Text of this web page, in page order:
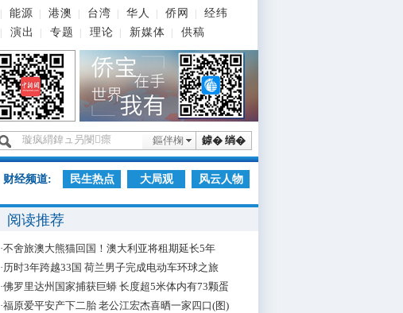
能源 港澳 台湾 华人 侨网
经纬
演出 专题 理论 新媒体 供稿
鎼� 绱�
鏂伴椈
财经频道: 民生热点 大局观 风云人物
阅读推荐
·不舍旅澳大熊猫回国！澳大利亚将租期延长5年
·历时3年跨越33国 荷兰男子完成电动车环球之旅
·佛罗里达州国家捕获巨蟒 长度超5米体内有73颗蛋
·福原爱平安产下二胎 老公江宏杰喜晒一家四口(图)